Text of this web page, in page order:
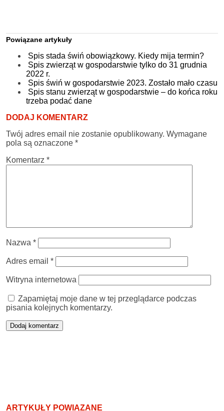
Powiązane artykuły
Spis stada świń obowiązkowy. Kiedy mija termin?
Spis zwierząt w gospodarstwie tylko do 31 grudnia
2022 r.
Spis świń w gospodarstwie 2023. Zostało mało czasu
Spis stanu zwierząt w gospodarstwie – do końca roku
trzeba podać dane
DODAJ KOMENTARZ
Twój adres email nie zostanie opublikowany. Wymagane
pola są oznaczone *
Komentarz *
Nazwa *
Adres email *
Witryna internetowa
Zapamiętaj moje dane w tej przeglądarce podczas
pisania kolejnych komentarzy.
ARTYKUŁY POWIĄZANE